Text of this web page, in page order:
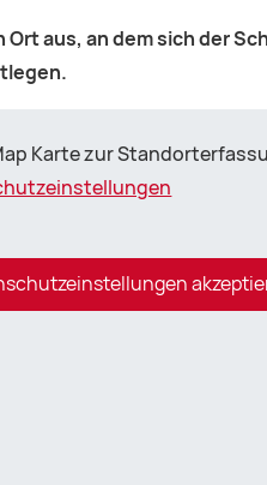
Ort aus, an dem sich der
Karte zur